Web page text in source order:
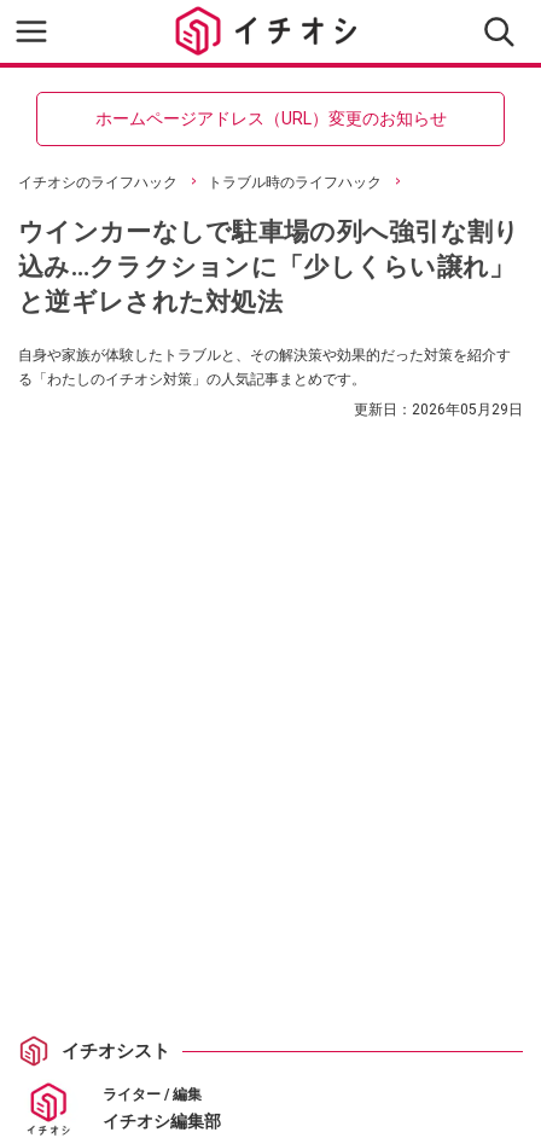
ホームページアドレス（URL）変更のお知らせ
イチオシのライフハック トラブル時のライフハック
ウインカーなしで駐車場の列へ強引な割り
込み…クラクションに「少しくらい譲れ」
と逆ギレされた対処法
自身や家族が体験したトラブルと、その解決策や効果的だった対策を紹介す
る「わたしのイチオシ対策」の人気記事まとめです。
更新日： 2026年05月29日
イチオシスト
ライター / 編集
イチオシ編集部